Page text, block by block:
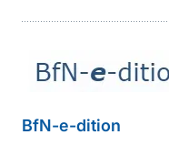
BfN-e-dition